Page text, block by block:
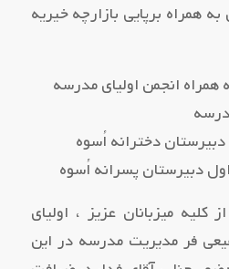
همراه برپایی بازارچه خیریه
همراه انجمن اولیای مدرسه
دخترانه اُسوه
دبیرستان پسرانه اُسوه
میزبانان عزیز ، اولیای
فر مدیریت مدرسه در این